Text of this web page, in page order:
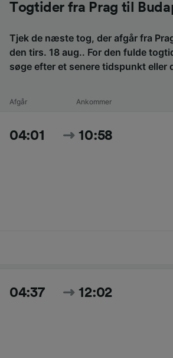
Togtider fra Prag til
Tjek de næste tog, der afgår fra
den tirs. 18 aug.. For den fulde
søge efter et senere tidspunkt eller
Afgår Ankommer
04:01 10:58
04:37 12:02